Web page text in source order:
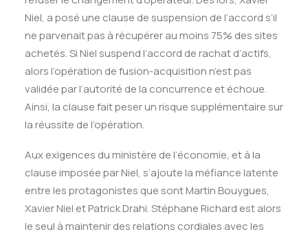
Niel, a posé une clause de suspension de l’accord s’il
ne parvenait pas à récupérer au moins 75% des sites
achetés. Si Niel suspend l’accord de rachat d’actifs,
alors l’opération de fusion-acquisition n’est pas
validée par l’autorité de la concurrence et échoue.
Ainsi, la clause fait peser un risque supplémentaire sur
la réussite de l’opération.
Aux exigences du ministère de l‘économie, et à la
clause imposée par Niel, s’ajoute la méfiance latente
entre les protagonistes que sont Martin Bouygues,
Xavier Niel et Patrick Drahi. Stéphane Richard est alors
le seul à maintenir des relations cordiales avec les